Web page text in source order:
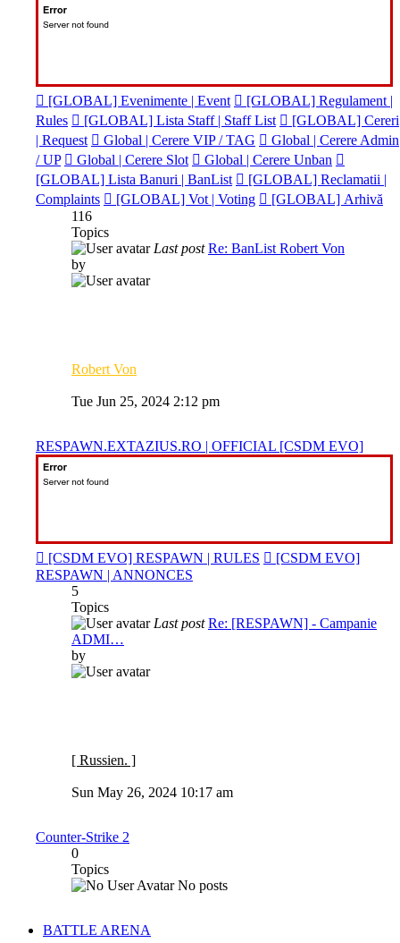
[GLOBAL] Evenimente | Event
[GLOBAL] Regulament |
Rules
[GLOBAL] Lista Staff | Staff List
[GLOBAL] Cereri
| Request
Global | Cerere VIP / TAG
Global | Cerere Admin
/ UP
Global | Cerere Slot
Global | Cerere Unban
[GLOBAL] Lista Banuri | BanList
[GLOBAL] Reclamatii |
Complaints
[GLOBAL] Vot | Voting
[GLOBAL] Arhivă
116
Topics
Last post Re: BanList Robert Von
by
Robert Von
the
Tue Jun 25, 2024 2:12 pm
RESPAWN.EXTAZIUS.RO | OFFICIAL [CSDM EVO]
[CSDM EVO] RESPAWN | RULES
[CSDM EVO]
RESPAWN | ANNONCES
5
Topics
Last post Re: [RESPAWN] - Campanie
ADMI…
by
[ Russien. ]
the
Sun May 26, 2024 10:17 am
Counter-Strike 2
0
Topics
No posts
BATTLE ARENA